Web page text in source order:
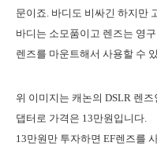
문이죠. 바디도 비싸긴 하지만
바디는 소모품이고 렌즈는 영
렌즈를 마운트해서 사용할 수
위 이미지는 캐논의 DSLR 렌
댑터로 가격은 13만원입니다.
13만원만 투자하면 EF렌즈를